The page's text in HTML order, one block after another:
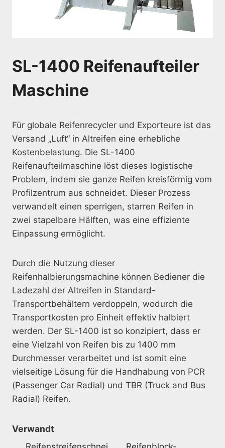
SL-1400 Reifenaufteiler
Maschine
Für globale Reifenrecycler und Exporteure ist das
Versand „Luft“ in Altreifen eine erhebliche
Kostenbelastung. Die SL-1400
Reifenaufteilmaschine löst dieses logistische
Problem, indem sie ganze Reifen kreisförmig vom
Profilzentrum aus schneidet. Dieser Prozess
verwandelt einen sperrigen, starren Reifen in
zwei stapelbare Hälften, was eine effiziente
Einpassung ermöglicht.
Durch die Nutzung dieser
Reifenhalbierungsmachine können Bediener die
Ladezahl der Altreifen in Standard-
Transportbehältern verdoppeln, wodurch die
Transportkosten pro Einheit effektiv halbiert
werden. Der SL-1400 ist so konzipiert, dass er
eine Vielzahl von Reifen bis zu 1400 mm
Durchmesser verarbeitet und ist somit eine
vielseitige Lösung für die Handhabung von PCR
(Passenger Car Radial) und TBR (Truck and Bus
Radial) Reifen.
Verwandt